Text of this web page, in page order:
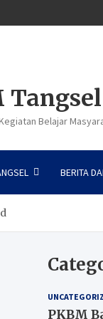
Tangsel
Belajar
BERITA
PKBM